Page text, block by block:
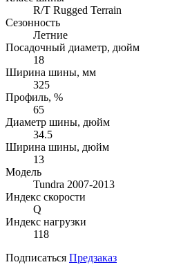
R/T Rugged Terrain
Сезонность
Летние
Посадочный диаметр, дюйм
18
Ширина шины, мм
325
Профиль, %
65
Диаметр шины, дюйм
34.5
Ширина шины, дюйм
13
Модель
Tundra 2007-2013
Индекс скорости
Q
Индекс нагрузки
118
Подписаться Предзаказ